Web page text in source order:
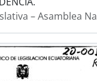
– Asamblea